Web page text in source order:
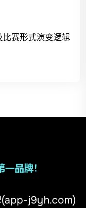
赛形式演变逻辑
(app-j9yh.com)